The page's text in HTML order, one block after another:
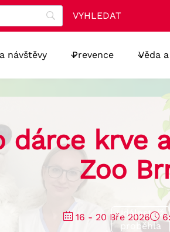
návštěvy Prevence Věda
dárce krve
Zoo
16 - 20 Bře 2026
Událost již
proběhla